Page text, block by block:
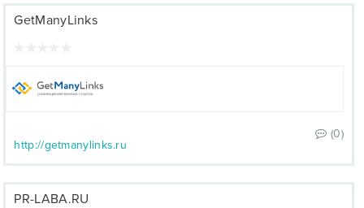
GetManyLinks
(0)
http://getmanylinks.ru
PR-LABA.RU